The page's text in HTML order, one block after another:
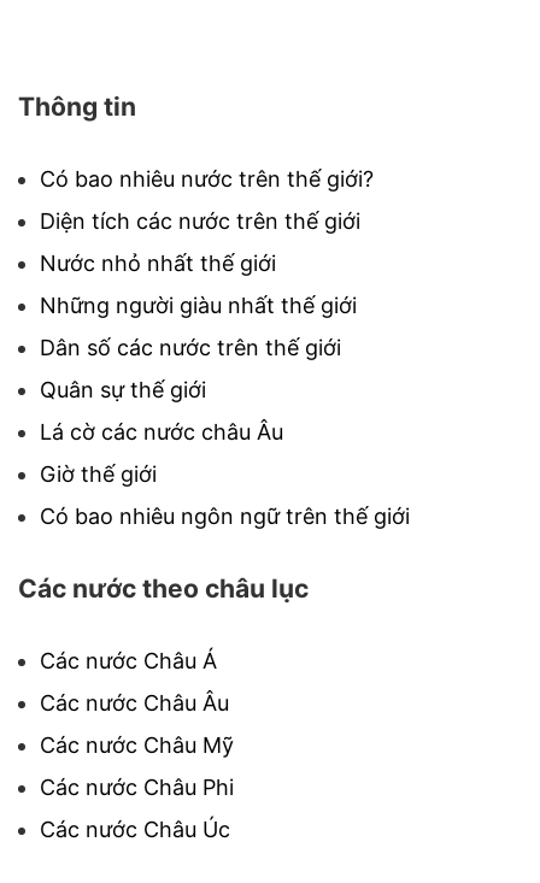
Thông tin
Có bao nhiêu nước trên thế giới?
Diện tích các nước trên thế giới
Nước nhỏ nhất thế giới
Những người giàu nhất thế giới
Dân số các nước trên thế giới
Quân sự thế giới
Lá cờ các nước châu Âu
Giờ thế giới
Có bao nhiêu ngôn ngữ trên thế giới
Các nước theo châu lục
Các nước Châu Á
Các nước Châu Âu
Các nước Châu Mỹ
Các nước Châu Phi
Các nước Châu Úc